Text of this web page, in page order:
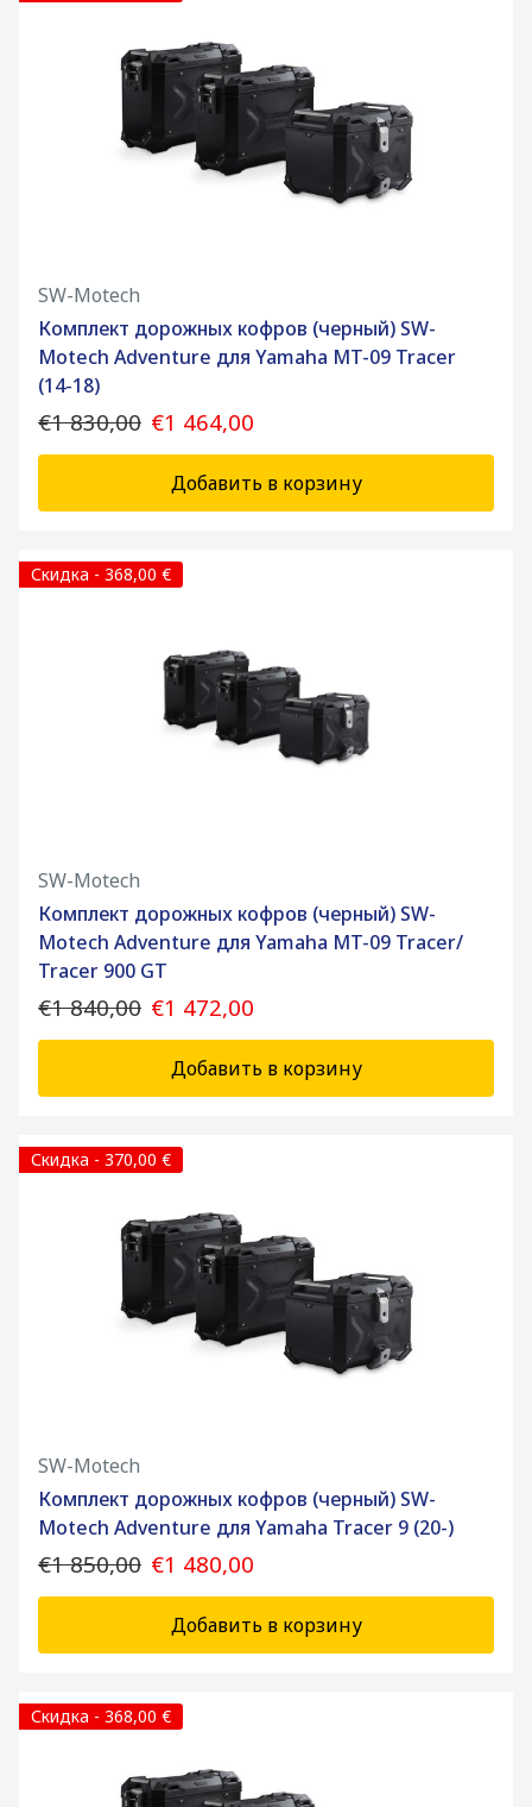
SW-Motech
Комплект дорожных кофров (черный) SW-
Motech Adventure для Yamaha MT-09 Tracer
(14-18)
€1 830,00 €1 464,00
Добавить в корзину
Скидка - 368,00 €
SW-Motech
Комплект дорожных кофров (черный) SW-
Motech Adventure для Yamaha MT-09 Tracer/
Tracer 900 GT
€1 840,00 €1 472,00
Добавить в корзину
Скидка - 370,00 €
SW-Motech
Комплект дорожных кофров (черный) SW-
Motech Adventure для Yamaha Tracer 9 (20-)
€1 850,00 €1 480,00
Добавить в корзину
Скидка - 368,00 €